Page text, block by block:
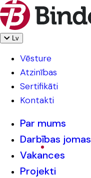
Lv
Vēsture
Atzinības
Sertifikāti
Kontakti
Par mums
Darbības jomas
Vakances
Projekti